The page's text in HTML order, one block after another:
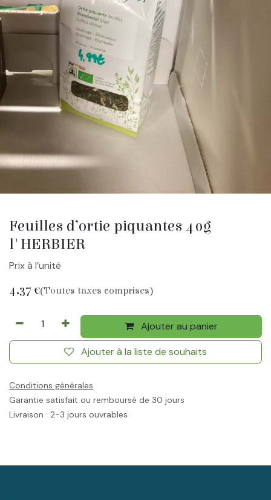
Feuilles d’ortie piquantes 40g
l'HERBIER
Prix à l’unité
4,37 €(Toutes taxes comprises)
Ajouter au panier
Ajouter à la liste de souhaits
Conditions générales
Garantie satisfait ou remboursé de 30 jours
Livraison : 2-3 jours ouvrables